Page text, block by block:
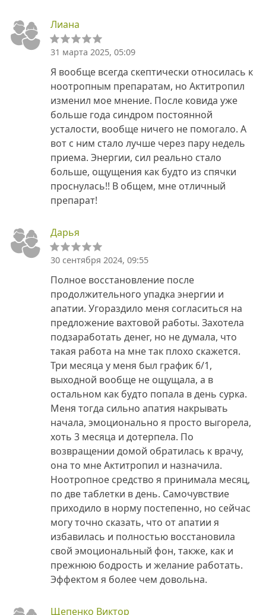
Лиана
31 марта 2025, 05:09
Я вообще всегда скептически относилась к
ноотропным препаратам, но Актитропил
изменил мое мнение. После ковида уже
больше года синдром постоянной
усталости, вообще ничего не помогало. А
вот с ним стало лучше через пару недель
приема. Энергии, сил реально стало
больше, ощущения как будто из спячки
проснулась!! В общем, мне отличный
препарат!
Дарья
30 сентября 2024, 09:55
Полное восстановление после
продолжительного упадка энергии и
апатии. Угораздило меня согласиться на
предложение вахтовой работы. Захотела
подзаработать денег, но не думала, что
такая работа на мне так плохо скажется.
Три месяца у меня был график 6/1,
выходной вообще не ощущала, а в
остальном как будто попала в день сурка.
Меня тогда сильно апатия накрывать
начала, эмоционально я просто выгорела,
хоть 3 месяца и дотерпела. По
возвращении домой обратилась к врачу,
она то мне Актитропил и назначила.
Ноотропное средство я принимала месяц,
по две таблетки в день. Самочувствие
приходило в норму постепенно, но сейчас
могу точно сказать, что от апатии я
избавилась и полностью восстановила
свой эмоциональный фон, также, как и
прежнюю бодрость и желание работать.
Эффектом я более чем довольна.
Щепенко Виктор